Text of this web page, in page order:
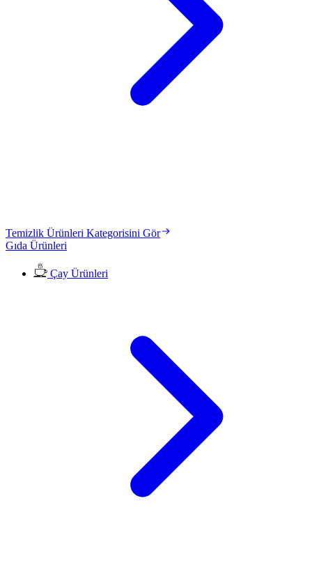
Temizlik Ürünleri Kategorisini Gör
Gıda Ürünleri
Çay Ürünleri